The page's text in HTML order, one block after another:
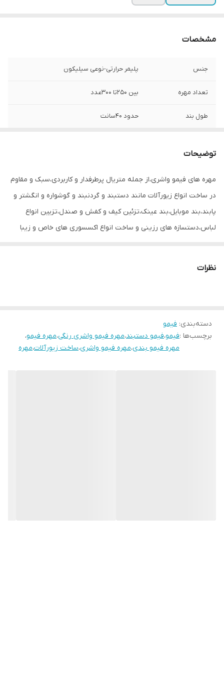
مشخصات
جنس پلیمر حرارتی-نوعی سیلیکون
تعداد مهره بین ۲۵۰تا ۳۰۰عدد
طول بند حدود ۴۰سانت
توضیحات
مهره های فیمو واشری،از جمله متریال پرطرفدار و کاربردی،سبک و مقاوم
در ساخت انواع زیورآلات مانند دستبند و گردنبند و گوشواره و انگشتر و
پابند،بند موبایل،بند عینک،تزئین کیف و کفش و صندل،تزیین انواع
لباس،دستسازه های رزینی و ساخت انواع اکسسوری های خاص و زیبا
نظرات
دسته‌بندی: فیمو
برچسب‌ها :فیمو،فیمو دستبند،مهره فیمو واشری رنگی،مهره فیمو،
مهره فیمو بندی،مهره فیمو واشری،ساخت زیورآلات،مهره